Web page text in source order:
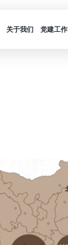
关于我们 党建工作